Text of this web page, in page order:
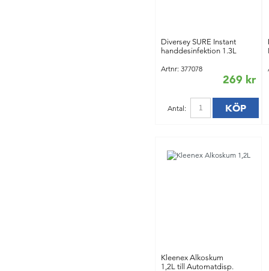
Diversey SURE Instant
handdesinfektion 1.3L
Artnr: 377078
269 kr
Antal: KÖP
Kleenex Alkoskum
1,2L till Automatdisp.